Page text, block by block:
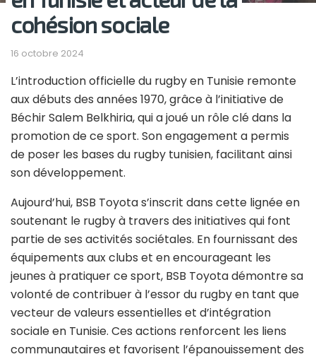
cohésion sociale
16 octobre 2024
L’introduction officielle du rugby en Tunisie remonte
aux débuts des années 1970, grâce à l’initiative de
Béchir Salem Belkhiria, qui a joué un rôle clé dans la
promotion de ce sport. Son engagement a permis
de poser les bases du rugby tunisien, facilitant ainsi
son développement.
Aujourd’hui, BSB Toyota s’inscrit dans cette lignée en
soutenant le rugby à travers des initiatives qui font
partie de ses activités sociétales. En fournissant des
équipements aux clubs et en encourageant les
jeunes à pratiquer ce sport, BSB Toyota démontre sa
volonté de contribuer à l’essor du rugby en tant que
vecteur de valeurs essentielles et d’intégration
sociale en Tunisie. Ces actions renforcent les liens
communautaires et favorisent l’épanouissement des